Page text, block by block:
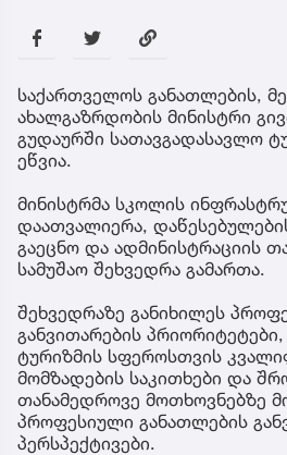
საქართველოს განათლების,
ახალგაზრდობის მინისტრი
გუდაურში სათავგადასავლო
ეწვია.
მინისტრმა სკოლის
დაათვალიერა,
გაეცნო და ადმინისტრაციის
სამუშაო შეხვედრა გამართა.
შეხვედრაზე განიხილეს
განვითარების
ტურიზმის სფეროსთვის
მომზადების საკითხები და
თანამედროვე მოთხოვნებზე
პროფესიული განათლების
პერსპექტივები.